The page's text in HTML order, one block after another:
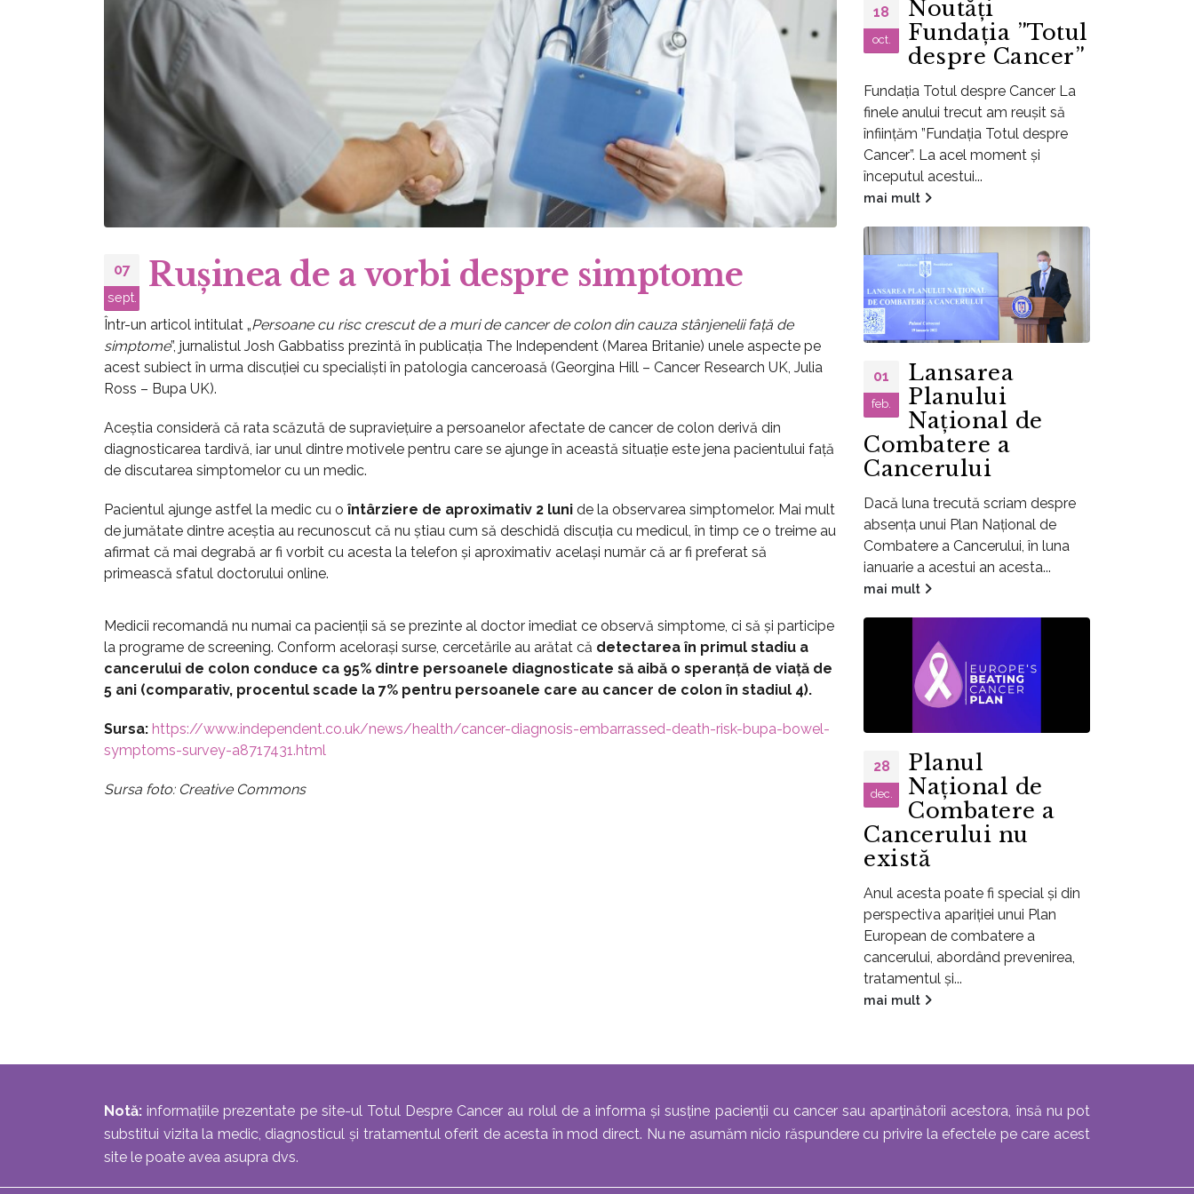
07
sept.
Rușinea de a vorbi despre simptome
Într-un articol intitulat „Persoane cu risc crescut de a muri de cancer de colon din cauza stânjenelii față de
simptome”, jurnalistul Josh Gabbatiss prezintă în publicația The Independent (Marea Britanie) unele aspecte pe
acest subiect în urma discuției cu specialiști în patologia canceroasă (Georgina Hill – Cancer Research UK, Julia
Ross – Bupa UK).
Aceștia consideră că rata scăzută de supraviețuire a persoanelor afectate de cancer de colon derivă din
diagnosticarea tardivă, iar unul dintre motivele pentru care se ajunge în această situație este jena pacientului față
de discutarea simptomelor cu un medic.
Pacientul ajunge astfel la medic cu o întârziere de aproximativ 2 luni de la observarea simptomelor. Mai mult
de jumătate dintre aceștia au recunoscut că nu știau cum să deschidă discuția cu medicul, în timp ce o treime au
afirmat că mai degrabă ar fi vorbit cu acesta la telefon și aproximativ același număr că ar fi preferat să
primească sfatul doctorului online.
Medicii recomandă nu numai ca pacienții să se prezinte al doctor imediat ce observă simptome, ci să și participe
la programe de screening. Conform acelorași surse, cercetările au arătat că detectarea în primul stadiu a
cancerului de colon conduce ca 95% dintre persoanele diagnosticate să aibă o speranță de viață de
5 ani (comparativ, procentul scade la 7% pentru persoanele care au cancer de colon în stadiul 4).
Sursa: https://www.independent.co.uk/news/health/cancer-diagnosis-embarrassed-death-risk-bupa-bowel-
symptoms-survey-a8717431.html
Sursa foto: Creative Commons
18
oct.
Noutăți
Fundația ”Totul
despre Cancer”
Fundația Totul despre Cancer La
finele anului trecut am reușit să
înființăm ”Fundația Totul despre
Cancer”. La acel moment și
începutul acestui...
mai mult
01
feb.
Lansarea
Planului
Național de
Combatere a
Cancerului
Dacă luna trecută scriam despre
absența unui Plan Național de
Combatere a Cancerului, în luna
ianuarie a acestui an acesta...
mai mult
28
dec.
Planul
Național de
Combatere a
Cancerului nu
există
Anul acesta poate fi special și din
perspectiva apariției unui Plan
European de combatere a
cancerului, abordând prevenirea,
tratamentul și...
mai mult
Notă: informațiile prezentate pe site-ul Totul Despre Cancer au rolul de a informa și susține pacienții cu cancer sau aparținătorii acestora, însă nu pot
substitui vizita la medic, diagnosticul și tratamentul oferit de acesta în mod direct. Nu ne asumăm nicio răspundere cu privire la efectele pe care acest
site le poate avea asupra dvs.